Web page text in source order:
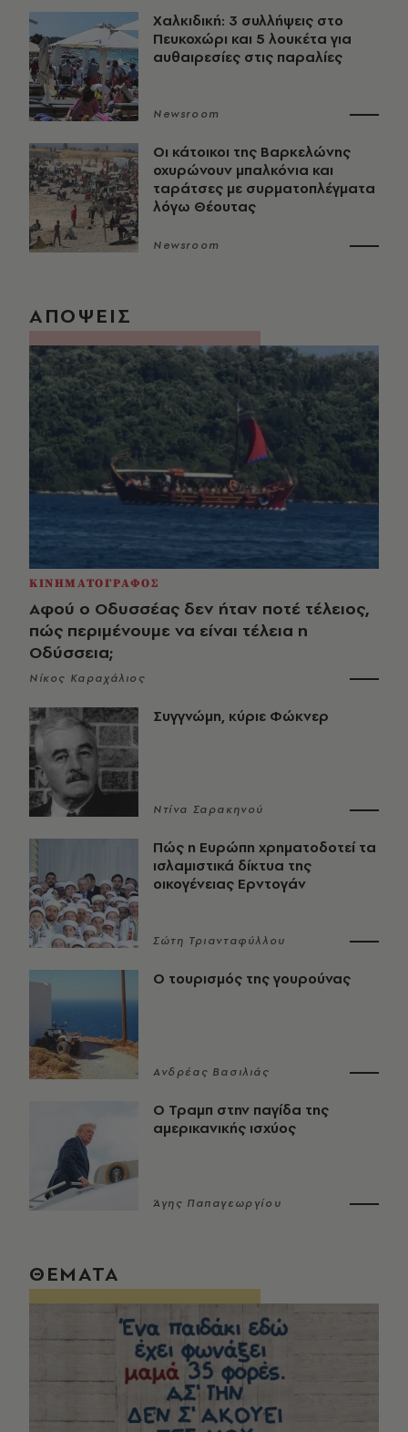
Χαλκιδική: 3 συλλήψεις στο
Πευκοχώρι και 5 λουκέτα για
αυθαιρεσίες στις παραλίες
Newsroom
Οι κάτοικοι της Βαρκελώνης
οχυρώνουν μπαλκόνια και
ταράτσες με συρματοπλέγματα
λόγω Θέουτας
Newsroom
ΑΠΟΨΕΙΣ
ΚΙΝΗΜΑΤΟΓΡΑΦΟΣ
Αφού ο Οδυσσέας δεν ήταν ποτέ τέλειος,
πώς περιμένουμε να είναι τέλεια η
Οδύσσεια;
Νίκος Καραχάλιος
Συγγνώμη, κύριε Φώκνερ
Ντίνα Σαρακηνού
Πώς η Ευρώπη χρηματοδοτεί τα
ισλαμιστικά δίκτυα της
οικογένειας Ερντογάν
Σώτη Τριανταφύλλου
Ο τουρισμός της γουρούνας
Ανδρέας Βασιλιάς
Ο Τραμπ στην παγίδα της
αμερικανικής ισχύος
Άγης Παπαγεωργίου
ΘΕΜΑΤΑ